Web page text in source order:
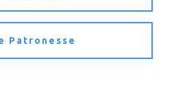
Patronesse